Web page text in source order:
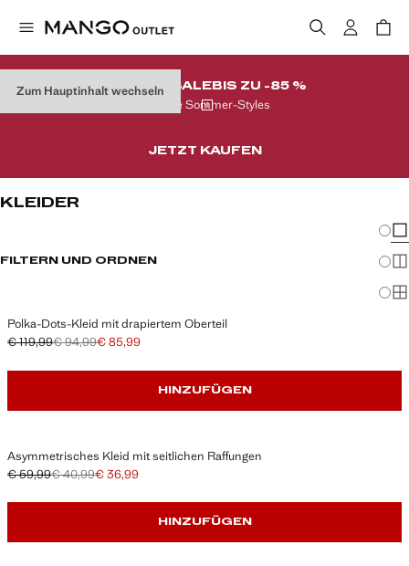
Zum Hauptinhalt wechseln
FINALER SALEBIS ZU -85 %
Auf Ihre Sommer-Styles
JETZT KAUFEN
KLEIDER
FILTERN UND ORDNEN
Polka-Dots-Kleid mit drapiertem Oberteil
Ausgangspreis durchgestrichen [€ 119,99 ]
€ 119,99
Zweiter Preis durchgestrichen [€ 94,99 ]
€ 94,99
Aktueller Preis [€ 85,99 ]
€ 85,99
HINZUFÜGEN
Asymmetrisches Kleid mit seitlichen Raffungen
Ausgangspreis durchgestrichen [€ 59,99 ]
€ 59,99
Zweiter Preis durchgestrichen [€ 40,99 ]
€ 40,99
Aktueller Preis [€ 36,99 ]
€ 36,99
HINZUFÜGEN